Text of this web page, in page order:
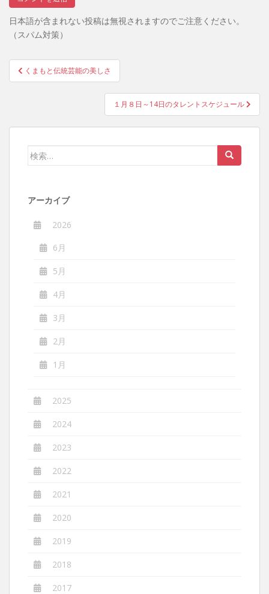
日本語が含まれない投稿は無視されますのでご注意ください。
（スパム対策）
投
稿
ゲ
くまもと伝統芸能の美しさ
１月８日～14日のタレントスケジュール
検
アーカイブ
2026
6月
5月
4月
3月
2月
1月
2025
2024
2023
2022
2021
2020
2019
2018
2017